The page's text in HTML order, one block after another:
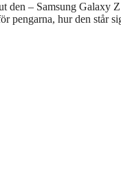
den – Samsung Galaxy
pengarna, hur den står